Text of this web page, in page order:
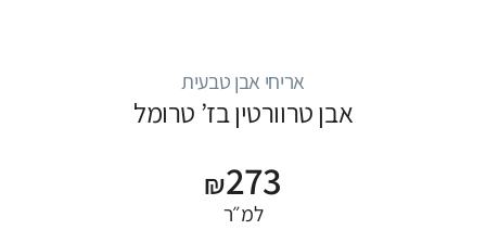
אריחי אבן טבעית
אבן טרוורטין בז’ טרומל
₪273
למ״ר